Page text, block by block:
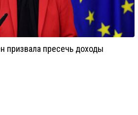
призвала пресечь доходы